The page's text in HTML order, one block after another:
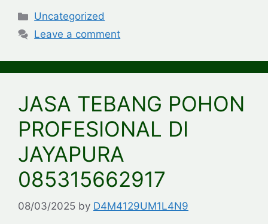
Categories
Uncategorized
Leave a comment
JASA TEBANG POHON
PROFESIONAL DI
JAYAPURA
085315662917
08/03/2025 by D4M4129UM1L4N9